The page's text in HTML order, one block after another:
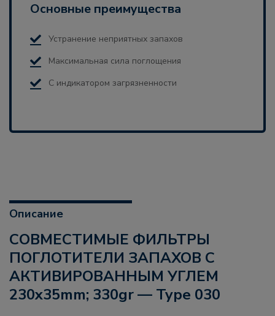
Основные преимущества
Устранение неприятных запахов
Максимальная сила поглощения
С индикатором загрязненности
Описание
СОВМЕСТИМЫЕ ФИЛЬТРЫ
ПОГЛОТИТЕЛИ ЗАПАХОВ С
АКТИВИРОВАННЫМ УГЛЕМ
230x35mm; 330gr — Type 030